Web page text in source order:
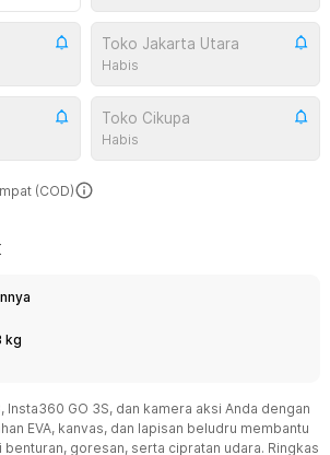
Toko Jakarta Utara
Habis
Toko Cikupa
Habis
(COD)
kg
Insta360 GO 3S, dan kamera aksi Anda dengan
EVA, kanvas, dan lapisan beludru membantu
goresan, serta cipratan udara. Ringkas